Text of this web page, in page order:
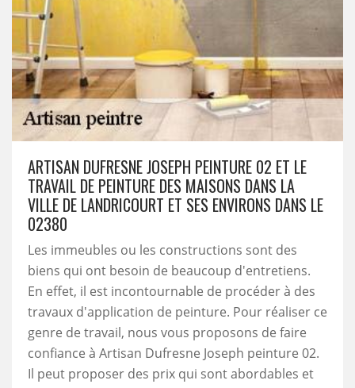
ARTISAN DUFRESNE JOSEPH PEINTURE 02 ET LE
TRAVAIL DE PEINTURE DES MAISONS DANS LA
VILLE DE LANDRICOURT ET SES ENVIRONS DANS LE
02380
Les immeubles ou les constructions sont des
biens qui ont besoin de beaucoup d'entretiens.
En effet, il est incontournable de procéder à des
travaux d'application de peinture. Pour réaliser ce
genre de travail, nous vous proposons de faire
confiance à Artisan Dufresne Joseph peinture 02.
Il peut proposer des prix qui sont abordables et